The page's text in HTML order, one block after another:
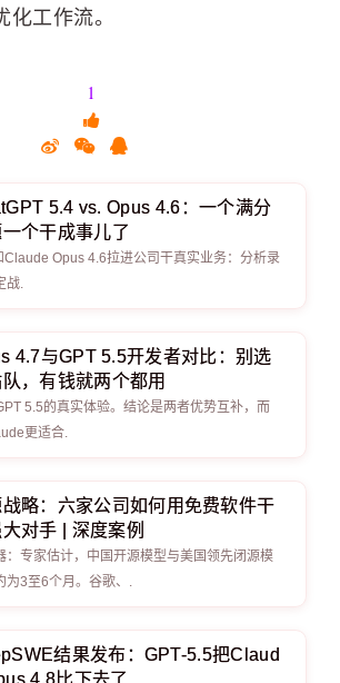
工作流。
1
5.4 vs. Opus 4.6：一个满分
个干成事儿了
Claude Opus 4.6拉进公司干真实业务：分析录
战.
4.7与GPT 5.5开发者对比：别选
，有钱就两个都用
5.5的真实体验。结论是两者优势互补，而
更适合.
略：六家公司如何用免费软件干
对手 | 深度案例
：专家估计，中国开源模型与美国领先闭源模
为3至6个月。谷歌、.
结果发布：GPT-5.5把Claud
4.8比下去了